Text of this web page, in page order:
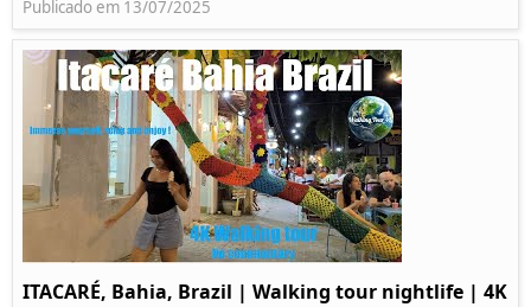
Publicado em 13/07/2025
ITACARÉ, Bahia, Brazil | Walking tour nightlife | 4K